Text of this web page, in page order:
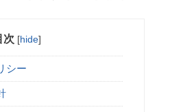
次 [hide]
シー